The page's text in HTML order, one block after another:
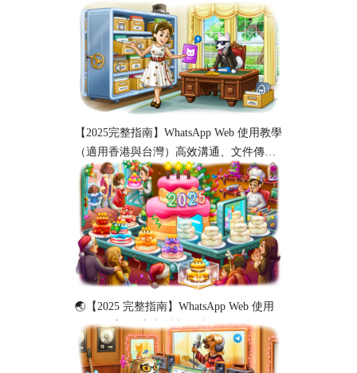
新）
【2025完整指南】WhatsApp Web 使用教學
（適用香港與台灣）高效溝通、文件傳輸
與工作協作必備！
🌏【2025 完整指南】WhatsApp Web 使用
教程（适用于新加坡与马来西亚用户）